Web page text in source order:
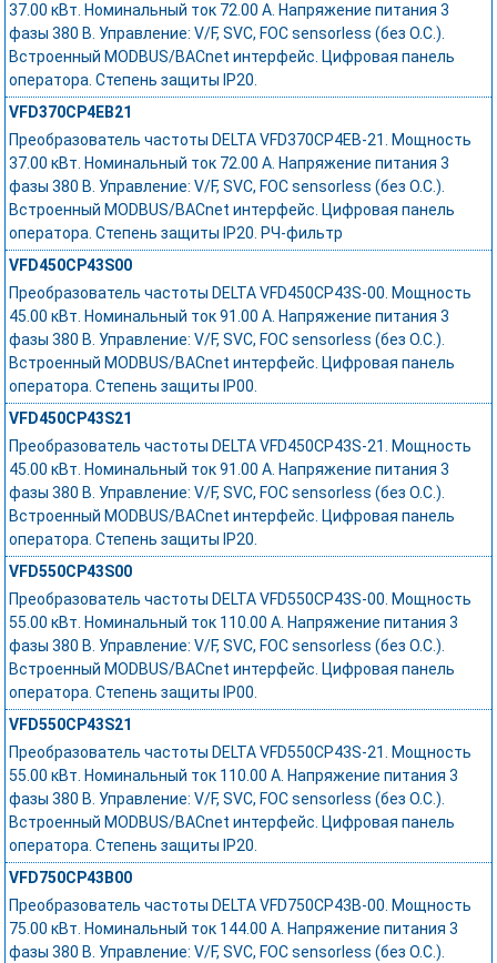
37.00 кВт. Номинальный ток 72.00 А. Напряжение питания 3
фазы 380 В. Управление: V/F, SVC, FOC sensorless (без О.С.).
Встроенный MODBUS/BACnet интерфейс. Цифровая панель
оператора. Степень защиты IP20.
VFD370CP4EB21
Преобразователь частоты DELTA VFD370CP4EB-21. Мощность
37.00 кВт. Номинальный ток 72.00 А. Напряжение питания 3
фазы 380 В. Управление: V/F, SVC, FOC sensorless (без О.С.).
Встроенный MODBUS/BACnet интерфейс. Цифровая панель
оператора. Степень защиты IP20. РЧ-фильтр
VFD450CP43S00
Преобразователь частоты DELTA VFD450CP43S-00. Мощность
45.00 кВт. Номинальный ток 91.00 А. Напряжение питания 3
фазы 380 В. Управление: V/F, SVC, FOC sensorless (без О.С.).
Встроенный MODBUS/BACnet интерфейс. Цифровая панель
оператора. Степень защиты IP00.
VFD450CP43S21
Преобразователь частоты DELTA VFD450CP43S-21. Мощность
45.00 кВт. Номинальный ток 91.00 А. Напряжение питания 3
фазы 380 В. Управление: V/F, SVC, FOC sensorless (без О.С.).
Встроенный MODBUS/BACnet интерфейс. Цифровая панель
оператора. Степень защиты IP20.
VFD550CP43S00
Преобразователь частоты DELTA VFD550CP43S-00. Мощность
55.00 кВт. Номинальный ток 110.00 А. Напряжение питания 3
фазы 380 В. Управление: V/F, SVC, FOC sensorless (без О.С.).
Встроенный MODBUS/BACnet интерфейс. Цифровая панель
оператора. Степень защиты IP00.
VFD550CP43S21
Преобразователь частоты DELTA VFD550CP43S-21. Мощность
55.00 кВт. Номинальный ток 110.00 А. Напряжение питания 3
фазы 380 В. Управление: V/F, SVC, FOC sensorless (без О.С.).
Встроенный MODBUS/BACnet интерфейс. Цифровая панель
оператора. Степень защиты IP20.
VFD750CP43B00
Преобразователь частоты DELTA VFD750CP43B-00. Мощность
75.00 кВт. Номинальный ток 144.00 А. Напряжение питания 3
фазы 380 В. Управление: V/F, SVC, FOC sensorless (без О.С.).